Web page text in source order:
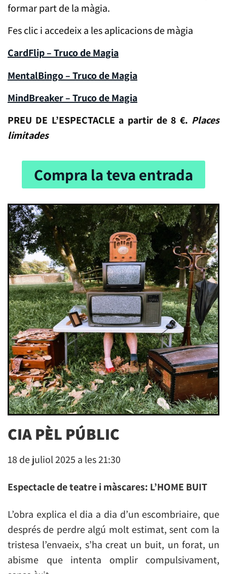
formar part de la màgia.
Fes clic i accedeix a les aplicacions de màgia
CardFlip – Truco de Magia
MentalBingo – Truco de Magia
MindBreaker – Truco de Magia
PREU DE L’ESPECTACLE a partir de 8 €. Places
limitades
Compra la teva entrada
CIA PÈL PÚBLIC
18 de juliol 2025 a les 21:30
Espectacle de teatre i màscares: L’HOME BUIT
L’obra explica el dia a dia d’un escombriaire, que
després de perdre algú molt estimat, sent com la
tristesa l’envaeix, s’ha creat un buit, un forat, un
abisme que intenta omplir compulsivament,